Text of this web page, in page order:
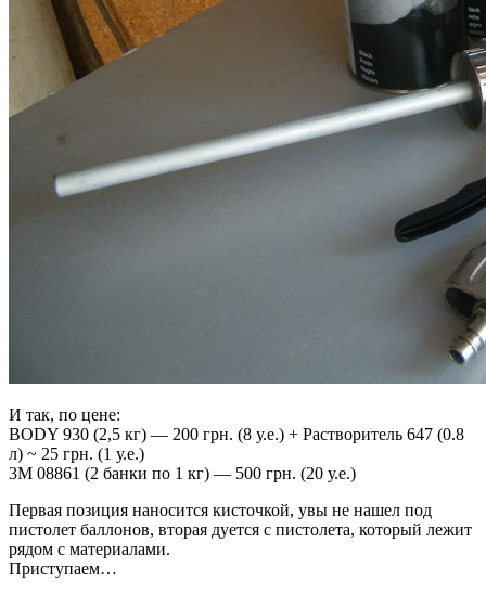
И так, по цене:
BODY 930 (2,5 кг) — 200 грн. (8 у.е.) + Растворитель 647 (0.8
л) ~ 25 грн. (1 у.е.)
3M 08861 (2 банки по 1 кг) — 500 грн. (20 у.е.)
Первая позиция наносится кисточкой, увы не нашел под
пистолет баллонов, вторая дуется с пистолета, который лежит
рядом с материалами.
Приступаем…